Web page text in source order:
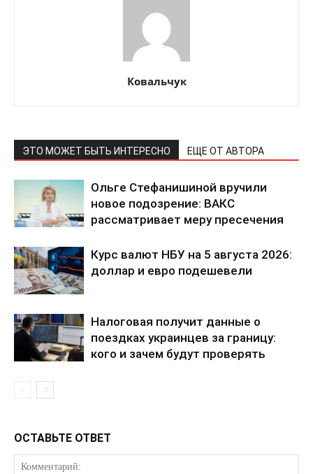
Связаться с нами
Отказ от ответственности
Подписка
Ковальчук
ЭТО МОЖЕТ БЫТЬ ИНТЕРЕСНО ЕЩЕ ОТ АВТОРА
Ольге Стефанишиной вручили
новое подозрение: ВАКС
рассматривает меру пресечения
Курс валют НБУ на 5 августа 2026:
доллар и евро подешевели
Налоговая получит данные о
поездках украинцев за границу:
кого и зачем будут проверять
ОСТАВЬТЕ ОТВЕТ